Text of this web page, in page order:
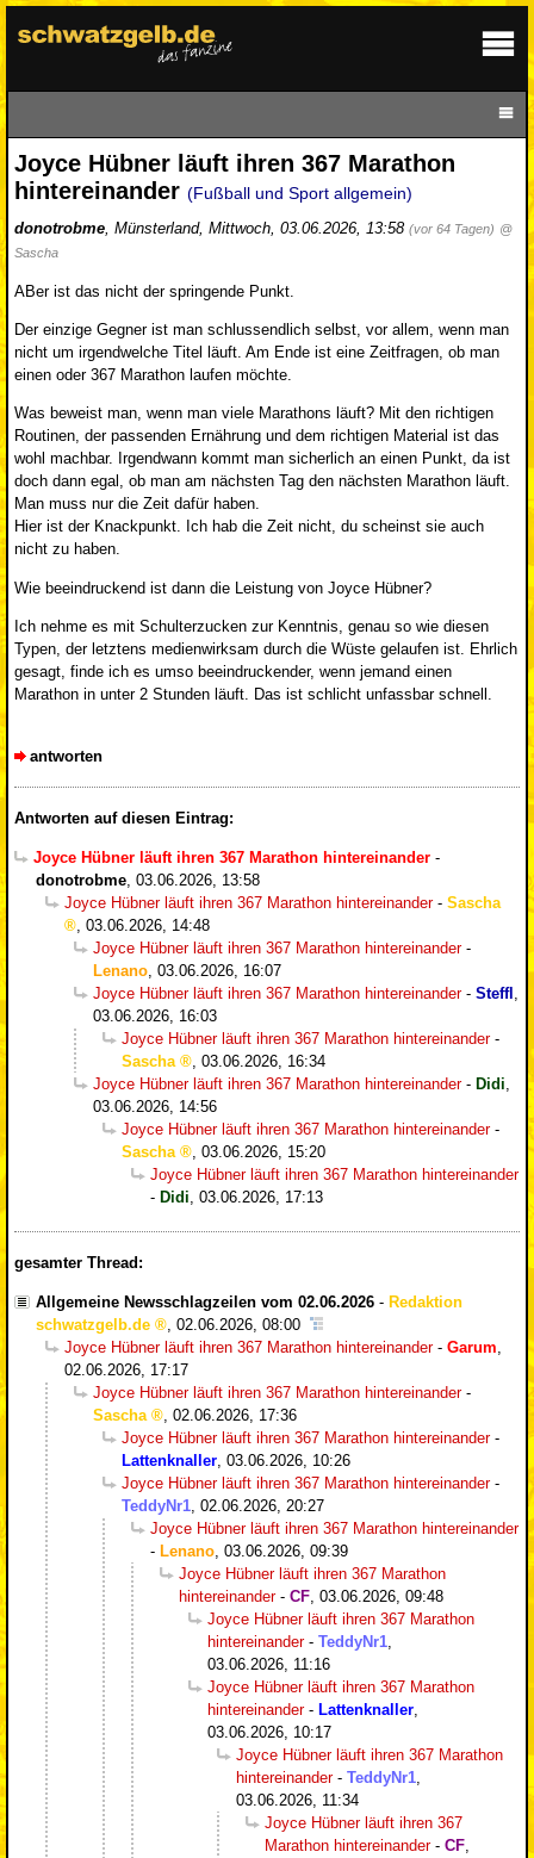
Joyce Hübner läuft ihren 367 Marathon
hintereinander (Fußball und Sport allgemein)
donotrobme, Münsterland, Mittwoch, 03.06.2026, 13:58 (vor 64 Tagen) @
Sascha
ABer ist das nicht der springende Punkt.
Der einzige Gegner ist man schlussendlich selbst, vor allem, wenn man
nicht um irgendwelche Titel läuft. Am Ende ist eine Zeitfragen, ob man
einen oder 367 Marathon laufen möchte.
Was beweist man, wenn man viele Marathons läuft? Mit den richtigen
Routinen, der passenden Ernährung und dem richtigen Material ist das
wohl machbar. Irgendwann kommt man sicherlich an einen Punkt, da ist
doch dann egal, ob man am nächsten Tag den nächsten Marathon läuft.
Man muss nur die Zeit dafür haben.
Hier ist der Knackpunkt. Ich hab die Zeit nicht, du scheinst sie auch
nicht zu haben.
Wie beeindruckend ist dann die Leistung von Joyce Hübner?
Ich nehme es mit Schulterzucken zur Kenntnis, genau so wie diesen
Typen, der letztens medienwirksam durch die Wüste gelaufen ist. Ehrlich
gesagt, finde ich es umso beeindruckender, wenn jemand einen
Marathon in unter 2 Stunden läuft. Das ist schlicht unfassbar schnell.
antworten
Antworten auf diesen Eintrag:
Joyce Hübner läuft ihren 367 Marathon hintereinander -
donotrobme 03.06.2026, 13:58
Joyce Hübner läuft ihren 367 Marathon hintereinander- Sascha
03.06.2026, 14:48
Joyce Hübner läuft ihren 367 Marathon hintereinander-
Lenano 03.06.2026, 16:07
Joyce Hübner läuft ihren 367 Marathon hintereinander- Steffl
03.06.2026, 16:03
Joyce Hübner läuft ihren 367 Marathon hintereinander-
Sascha
03.06.2026, 16:34
Joyce Hübner läuft ihren 367 Marathon hintereinander- Didi
03.06.2026, 14:56
Joyce Hübner läuft ihren 367 Marathon hintereinander-
Sascha
03.06.2026, 15:20
Joyce Hübner läuft ihren 367 Marathon hintereinander
- Didi 03.06.2026, 17:13
gesamter Thread:
Allgemeine Newsschlagzeilen vom 02.06.2026 - Redaktion
schwatzgelb.de
, 02.06.2026, 08:00
Joyce Hübner läuft ihren 367 Marathon hintereinander- Garum,
02.06.2026, 17:17
Joyce Hübner läuft ihren 367 Marathon hintereinander-
Sascha
, 02.06.2026, 17:36
Joyce Hübner läuft ihren 367 Marathon hintereinander-
Lattenknaller, 03.06.2026, 10:26
Joyce Hübner läuft ihren 367 Marathon hintereinander-
TeddyNr1, 02.06.2026, 20:27
Joyce Hübner läuft ihren 367 Marathon hintereinander
- Lenano, 03.06.2026, 09:39
Joyce Hübner läuft ihren 367 Marathon
hintereinander- CF, 03.06.2026, 09:48
Joyce Hübner läuft ihren 367 Marathon
hintereinander- TeddyNr1,
03.06.2026, 11:16
Joyce Hübner läuft ihren 367 Marathon
hintereinander- Lattenknaller,
03.06.2026, 10:17
Joyce Hübner läuft ihren 367 Marathon
hintereinander- TeddyNr1,
03.06.2026, 11:34
Joyce Hübner läuft ihren 367
Marathon hintereinander- CF,